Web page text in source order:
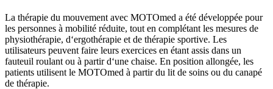
La thérapie du mouvement avec MOTOmed a été développée pour
les personnes à mobilité réduite, tout en complétant les mesures de
physiothérapie, d‘ergothérapie et de thérapie sportive. Les
utilisateurs peuvent faire leurs exercices en étant assis dans un
fauteuil roulant ou à partir d‘une chaise. En position allongée, les
patients utilisent le MOTOmed à partir du lit de soins ou du canapé
de thérapie.